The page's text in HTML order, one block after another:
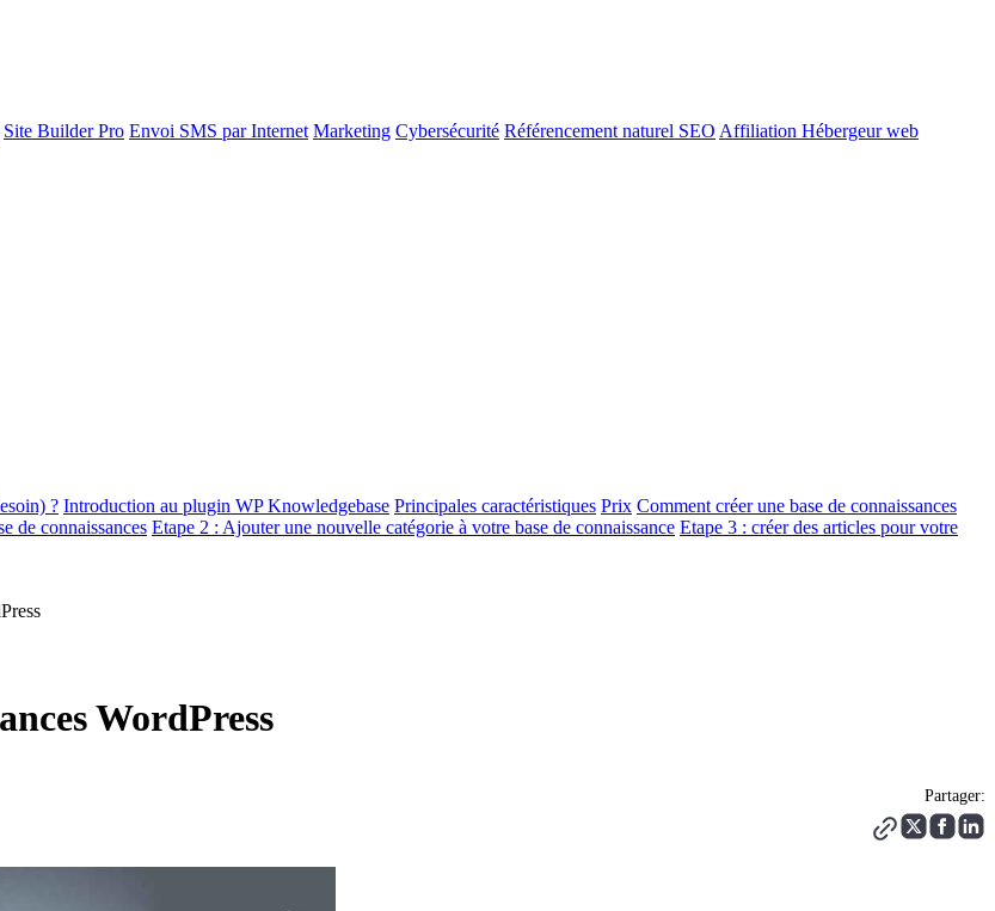
Site Builder Pro Envoi SMS par Internet Marketing Cybersécurité Référencement naturel SEO Affiliation Hébergeur web
? Introduction au plugin WP Knowledgebase Principales caractéristiques Prix Comment créer une base de connaissances
de connaissances Etape 2 : Ajouter une nouvelle catégorie à votre base de connaissance Etape 3 : créer des articles pour votre
WordPress
Partager: